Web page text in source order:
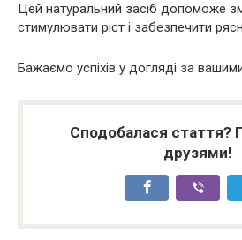
Цей натуральний засіб допоможе
стимулювати ріст і забезпечити
Бажаємо успіхів у догляді за
Сподобалася стаття?
друзями!